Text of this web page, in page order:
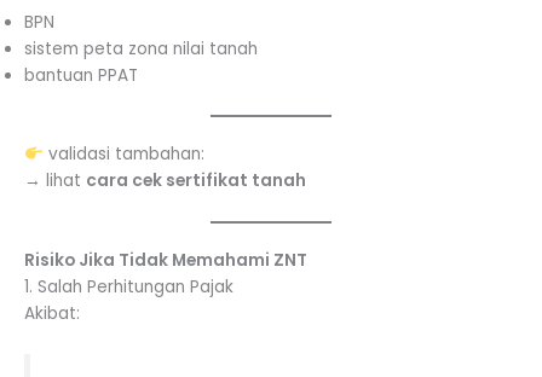
BPN
sistem peta zona nilai tanah
bantuan PPAT
validasi tambahan:
→ lihat cara cek sertifikat tanah
Risiko Jika Tidak Memahami ZNT
1. Salah Perhitungan Pajak
Akibat: